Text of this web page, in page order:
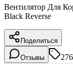
Вентилятор Для
Black Reverse
Поделиться
Отзывы